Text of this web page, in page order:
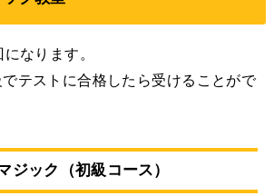
なります。
テストに合格したら受けることがで
ジック（初級コース）